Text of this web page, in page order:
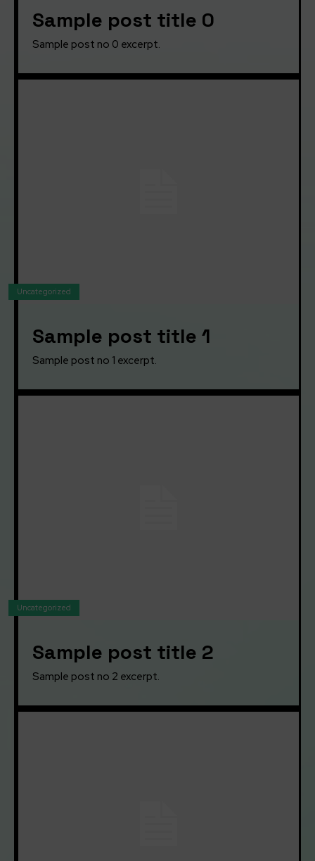
Sample post title 0
Sample post no 0 excerpt.
Uncategorized
Sample post title 1
Sample post no 1 excerpt.
Uncategorized
Sample post title 2
Sample post no 2 excerpt.